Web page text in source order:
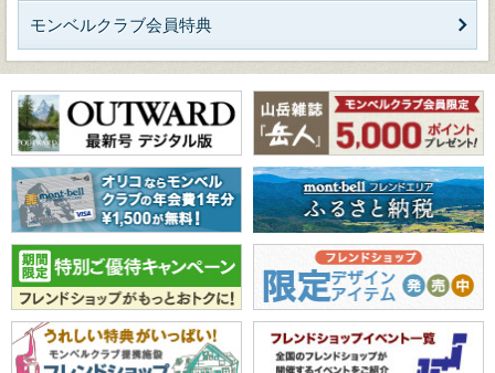
モンベルクラブ会員特典